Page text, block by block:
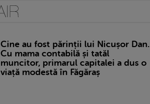
Cine au fost părinții lui Nicușor Dan.
Cu mama contabilă și tatăl
muncitor, primarul capitalei a dus o
viață modestă în Făgăraș